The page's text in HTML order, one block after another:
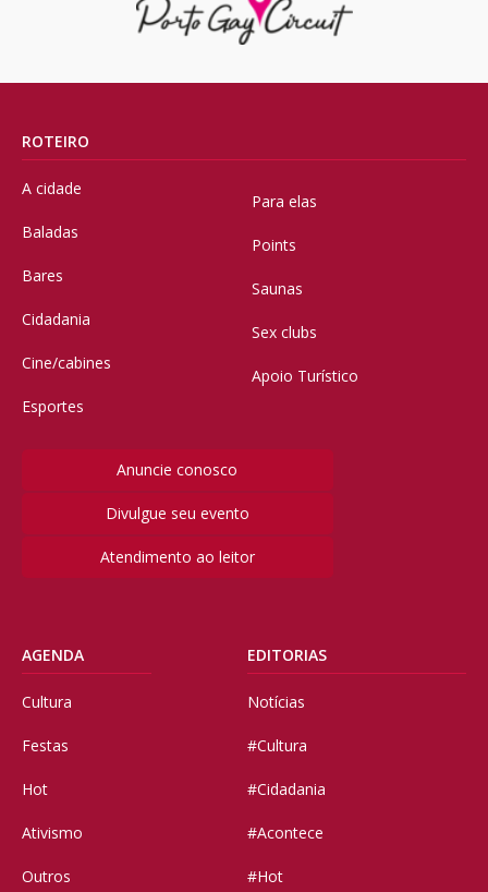
ROTEIRO
A cidade
Baladas
Bares
Cidadania
Cine/cabines
Esportes
Para elas
Points
Saunas
Sex clubs
Apoio Turístico
Anuncie conosco
Divulgue seu evento
Atendimento ao leitor
AGENDA
Cultura
Festas
Hot
Ativismo
Outros
EDITORIAS
Notícias
#Cultura
#Cidadania
#Acontece
#Hot